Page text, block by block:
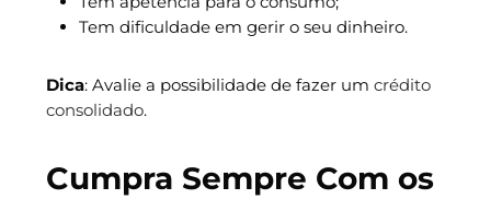
Tem dificuldade em gerir o seu dinheiro.
Dica: Avalie a possibilidade de fazer um crédito
consolidado.
Cumpra Sempre Com os